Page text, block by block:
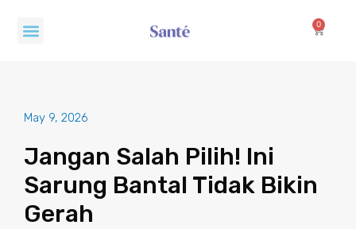
Menu 0 Cart
May 9, 2026
Jangan Salah Pilih! Ini
Sarung Bantal Tidak Bikin
Gerah